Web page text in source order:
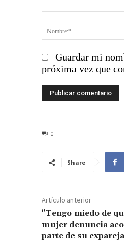
Guardar mi
próxima vez que
0
Share
Artículo anterior
"Tengo miedo de
mujer denuncia
parte de su